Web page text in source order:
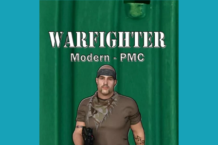
FORSIDE
OM OS
KONTAKT
KATEGORIER